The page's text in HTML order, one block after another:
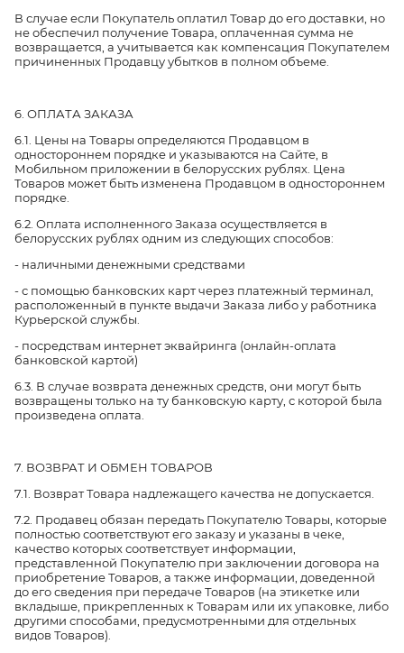
В случае если Покупатель оплатил Товар до его доставки, но
не обеспечил получение Товара, оплаченная сумма не
возвращается, а учитывается как компенсация Покупателем
причиненных Продавцу убытков в полном объеме.
6. ОПЛАТА ЗАКАЗА
6.1. Цены на Товары определяются Продавцом в
одностороннем порядке и указываются на Сайте, в
Мобильном приложении в белорусских рублях. Цена
Товаров может быть изменена Продавцом в одностороннем
порядке.
6.2. Оплата исполненного Заказа осуществляется в
белорусских рублях одним из следующих способов:
- наличными денежными средствами
- с помощью банковских карт через платежный терминал,
расположенный в пункте выдачи Заказа либо у работника
Курьерской службы.
- посредствам интернет эквайринга (онлайн-оплата
банковской картой)
6.3. В случае возврата денежных средств, они могут быть
возвращены только на ту банковскую карту, с которой была
произведена оплата.
7. ВОЗВРАТ И ОБМЕН ТОВАРОВ
7.1. Возврат Товара надлежащего качества не допускается.
7.2. Продавец обязан передать Покупателю Товары, которые
полностью соответствуют его заказу и указаны в чеке,
качество которых соответствует информации,
представленной Покупателю при заключении договора на
приобретение Товаров, а также информации, доведенной
до его сведения при передаче Товаров (на этикетке или
вкладыше, прикрепленных к Товарам или их упаковке, либо
другими способами, предусмотренными для отдельных
видов Товаров).